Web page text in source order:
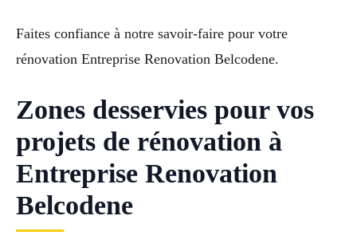
Faites confiance à notre savoir-faire pour votre
rénovation Entreprise Renovation Belcodene.
Zones desservies pour vos
projets de rénovation à
Entreprise Renovation
Belcodene